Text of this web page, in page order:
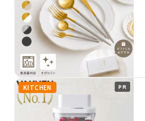
KITCHEN PR